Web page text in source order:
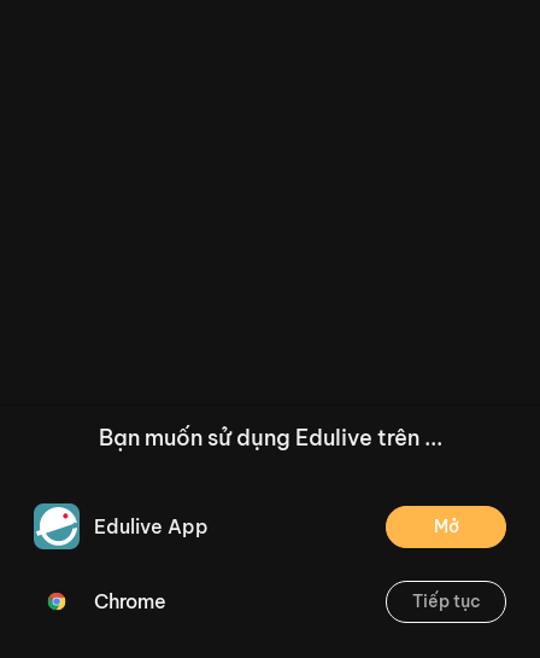
/--
Thoát
Bạn muốn sử dụng Edulive trên ...
Edulive App Mở
Chrome Tiếp tục